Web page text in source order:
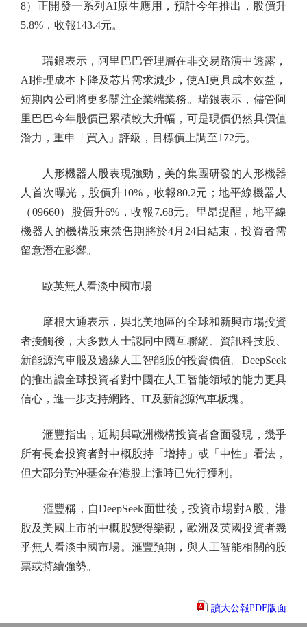
8）正開發一系列AI原生應用，預計今年推出，股價升
5.8%，收報143.4元。
瑞銀表示，阿里巴巴管理層在非交易路演中透露，
AI推理成本下降及芯片需求減少，使AI更具成本效益，
短期內公司將更多關注企業端業務。瑞銀表示，儘管阿
里巴巴今年股價已累積較大升幅，可是現價仍然具價值
潛力，重申「買入」評級，目標價上調至172元。
人形機器人股表現強勁，美的集團研發的人形機器
人首次曝光，股價升10%，收報80.2元；地平線機器人
（09660）股價升6%，收報7.68元。里昂提醒，地平線
機器人的機構股東禁售期將於4月24日結束，投資者需
留意潛在影響。
歐英無人看淡中國市場
摩根大通表示，與北美地區的全球和新興市場投資
者接觸後，大多數人士認同中國互聯網、資訊科技股、
新能源汽車股及邊緣人工智能股的投資價值。DeepSeek
的推出讓全球投資者對中國在人工智能領域的能力更具
信心，進一步支持網路、IT及新能源汽車板塊。
滙豐指出，近期與歐洲機構投資者會面發現，幾乎
所有長倉投資者對中概股持「增持」或「中性」看法，
但大部分對沖基金在港股上漲時已先行獲利。
滙豐稱，自DeepSeek面世後，投資市場對A股、港
股及美國上市的中概股變得樂觀，歐洲及英國投資者幾
乎無人看淡中國市場。滙豐預期，與人工智能相關的股
票或持續強勢。
讀大公報PDF版面